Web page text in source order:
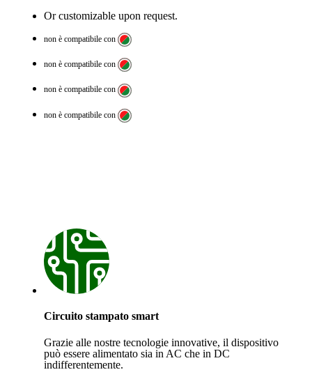
Or customizable upon request.
non è compatibile con
non è compatibile con
non è compatibile con
non è compatibile con
Circuito stampato smart
Grazie alle nostre tecnologie innovative, il dispositivo
può essere alimentato sia in AC che in DC
indifferentemente.